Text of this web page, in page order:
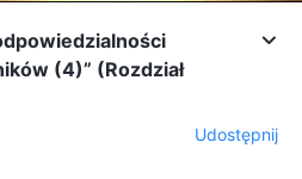
(4)” (Rozdział
Udostępnij